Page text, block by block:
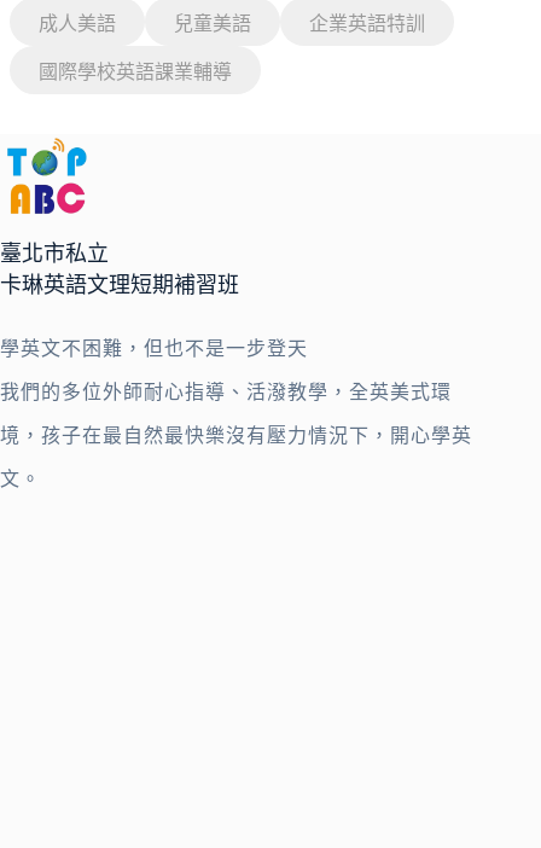
成人美語 兒童美語 企業英語特訓
國際學校英語課業輔導
臺北市私立
卡琳英語文理短期補習班
學英文不困難，但也不是一步登天
我們的多位外師耐心指導、活潑教學，全英美式環
境，孩子在最自然最快樂沒有壓力情況下，開心學英
文。